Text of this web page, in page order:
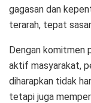
gagasan dan
terarah, tepat
Dengan komitmen
aktif masyarakat,
diharapkan tidak
tetapi juga